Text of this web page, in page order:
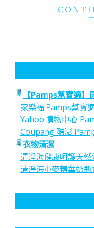
【Pamps幫寶適】
家樂福 Pamps幫寶
Yahoo 購物中心
Coupang 酷澎
衣物清潔
清淨海健康呵護天然
清淨海小麥精華奶